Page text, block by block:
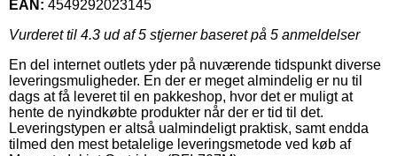
EAN: 4549292023145
Vurderet til 4.3 ud af 5 stjerner baseret på 5 anmeldelser
En del internet outlets yder på nuværende tidspunkt diverse
leveringsmuligheder. En der er meget almindelig er nu til
dags at få leveret til en pakkeshop, hvor det er muligt at
hente de nyindkøbte produkter når der er tid til det.
Leveringstypen er altså ualmindeligt praktisk, samt endda
tilmed den mest betalelige leveringsmetode ved køb af